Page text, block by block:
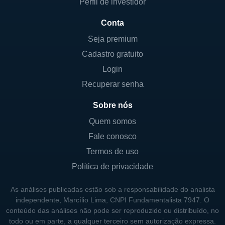
Experience Cloud: um conjunto de
atraentes ao cliente, reunindo análise de
dados e serviços de marketing.
Document Cloud: abrangendo serviços
para manipulação de documentos, como
editores PDF e ferramentas para
Em termos de presença global, a Adobe atua
em vários países, estabelecendo escritórios
e centros de desenvolvimento em locais
Europa, Ásia e outras regiões, o que a ajuda
a permanecer próxima de seus clientes e
entender as tendências locais do mercado.
Perfil de investidor
Conta
Seja premium
Cadastro gratuito
Login
Recuperar senha
Sobre nós
Quem somos
Fale conosco
Termos de uso
Política de privacidade
As análises publicadas estão sob a responsabilidade do analista
independente, Marcílio Lima, CNPI Fundamentalista 7947. O
conteúdo das análises não pode ser reproduzido ou distribuído, no
todo ou em parte, a qualquer terceiro sem autorização expressa.